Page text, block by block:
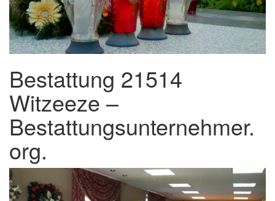
Bestattung 21514
Witzeeze –
Bestattungsunternehmer.
org.